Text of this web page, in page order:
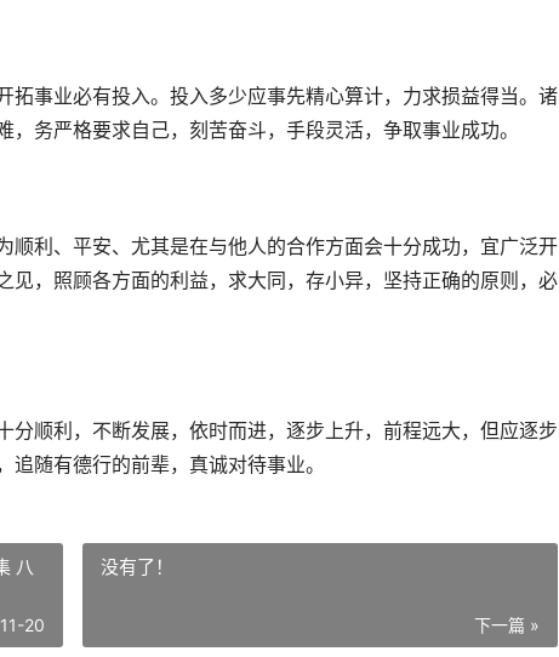
拓事业必有投入。投入多少应事先精心算计，力求损益得当。诸
务严格要求自己，刻苦奋斗，手段灵活，争取事业成功。
顺利、平安、尤其是在与他人的合作方面会十分成功，宜广泛开
见，照顾各方面的利益，求大同，存小异，坚持正确的原则，必
分顺利，不断发展，依时而进，逐步上升，前程远大，但应逐步
随有德行的前辈，真诚对待事业。
八
20
没有了！
下一篇 »